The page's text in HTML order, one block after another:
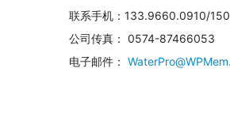
联系手机：133.9660.0910/
公司传真： 0574-87466053
电子邮件：